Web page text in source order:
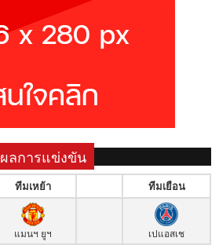
ผลการแข่งขัน
ทีมเหย้า ทีมเยือน
แมนฯ ยูฯ เปแอสเช